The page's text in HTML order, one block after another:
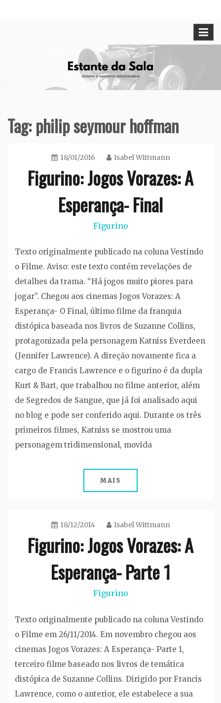
Tag:philip seymour hoffman
18/01/2016 Isabel Wittmann
Figurino: Jogos Vorazes: A
Esperança- Final
Figurino
Texto originalmente publicado na coluna Vestindo
o Filme. Aviso: este texto contém revelações de
detalhes da trama. “Há jogos muito piores para
jogar”. Chegou aos cinemas Jogos Vorazes: A
Esperança- O Final, último filme da franquia
distópica baseada nos livros de Suzanne Collins,
protagonizada pela personagem Katniss Everdeen
(Jennifer Lawrence). A direção novamente fica a
cargo de Francis Lawrence e o figurino é da dupla
Kurt & Bart, que trabalhou no filme anterior, além
de Segredos de Sangue, que já foi analisado aqui
no blog e pode ser conferido aqui. Durante os três
primeiros filmes, Katniss se mostrou uma
personagem tridimensional, movida
MAIS
18/12/2014 Isabel Wittmann
Figurino: Jogos Vorazes: A
Esperança- Parte 1
Figurino
Texto originalmente publicado na coluna Vestindo
o Filme em 26/11/2014. Em novembro chegou aos
cinemas Jogos Vorazes: A Esperança- Parte 1,
terceiro filme baseado nos livros de temática
distópica de Suzanne Collins. Dirigido por Francis
Lawrence, como o anterior, ele estabelece a sua